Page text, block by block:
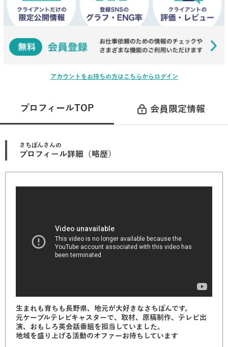
アカウントをお持ちの方はこちらからログイン
プロフィールTOP 会員限定情報
さちぽん さんの
プロフィール詳細（略歴）
生まれも育ちも長野県、地元が大好きなさちぽんです。
元ケーブルテレビキャスターで、取材、原稿制作、テレビ出
演、おもしろ英会話番組を担当していました。
地域を盛り上げる活動のオファーお待ちしています